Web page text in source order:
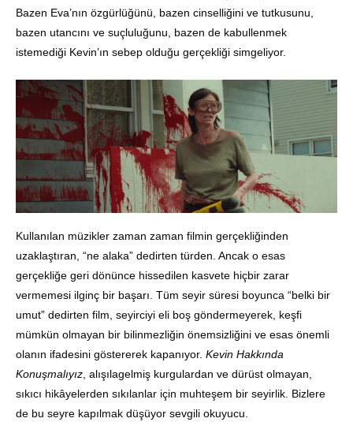
Bazen Eva’nın özgürlüğünü, bazen cinselliğini ve tutkusunu,
bazen utancını ve suçluluğunu, bazen de kabullenmek
istemediği Kevin’ın sebep olduğu gerçekliği simgeliyor.
Kullanılan müzikler zaman zaman filmin gerçekliğinden
uzaklaştıran, “ne alaka” dedirten türden. Ancak o esas
gerçekliğe geri dönünce hissedilen kasvete hiçbir zarar
vermemesi ilginç bir başarı. Tüm seyir süresi boyunca “belki bir
umut” dedirten film, seyirciyi eli boş göndermeyerek, keşfi
mümkün olmayan bir bilinmezliğin önemsizliğini ve esas önemli
olanın ifadesini göstererek kapanıyor. Kevin Hakkında
Konuşmalıyız , alışılagelmiş kurgulardan ve dürüst olmayan,
sıkıcı hikâyelerden sıkılanlar için muhteşem bir seyirlik. Bizlere
de bu seyre kapılmak düşüyor sevgili okuyucu.